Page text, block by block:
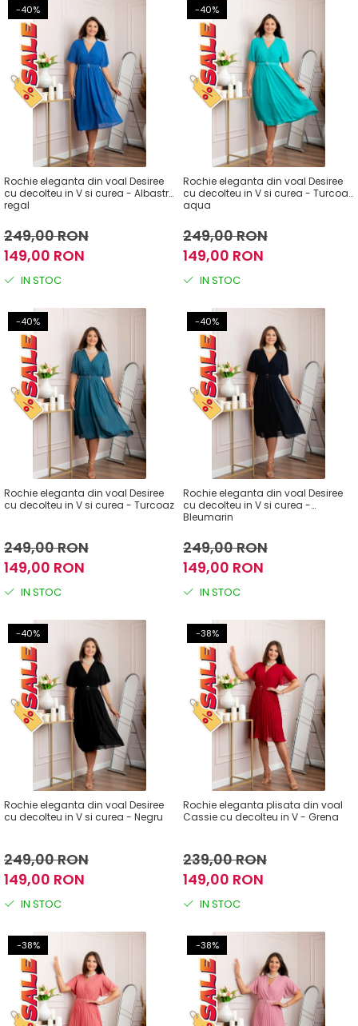
-40%
Rochie eleganta din voal Desiree
cu decolteu in V si curea - Albastru
regal
249,00 RON
149,00 RON
IN STOC
-40%
Rochie eleganta din voal Desiree
cu decolteu in V si curea - Turcoaz
aqua
249,00 RON
149,00 RON
IN STOC
-40%
Rochie eleganta din voal Desiree
cu decolteu in V si curea - Turcoaz
249,00 RON
149,00 RON
IN STOC
-40%
Rochie eleganta din voal Desiree
cu decolteu in V si curea -
Bleumarin
249,00 RON
149,00 RON
IN STOC
-40%
Rochie eleganta din voal Desiree
cu decolteu in V si curea - Negru
249,00 RON
149,00 RON
IN STOC
-38%
Rochie eleganta plisata din voal
Cassie cu decolteu in V - Grena
239,00 RON
149,00 RON
IN STOC
-38% -38%